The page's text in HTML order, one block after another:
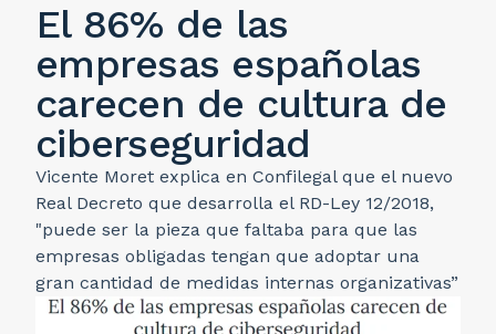
El 86% de las
empresas españolas
carecen de cultura de
ciberseguridad
Vicente Moret explica en Confilegal que el nuevo
Real Decreto que desarrolla el RD-Ley 12/2018,
"puede ser la pieza que faltaba para que las
empresas obligadas tengan que adoptar una
gran cantidad de medidas internas organizativas”